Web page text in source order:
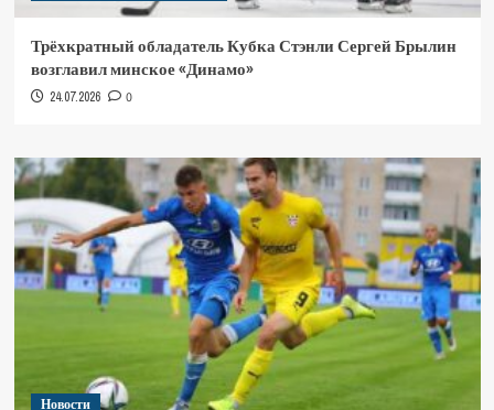
Трёхкратный обладатель Кубка Стэнли Сергей Брылин
возглавил минское «Динамо»
24.07.2026 0
Новости